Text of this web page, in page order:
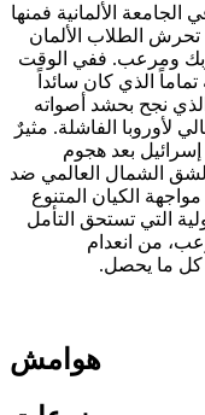
الألمانية فمنها
تحرش الطلاب الألمان
مربك ومرعب. ففي الوقت
الذي كان سائداً
الذي نجح بحشد أصواته
لأوروبا الفاشلة. مثيرٌ
إسرائيل بعد هجوم
لشق الشمال العالمي ضد
الكيان المتنوع
التي تستحق التأمل
من انعدام
كل ما يحصل.
هوامش